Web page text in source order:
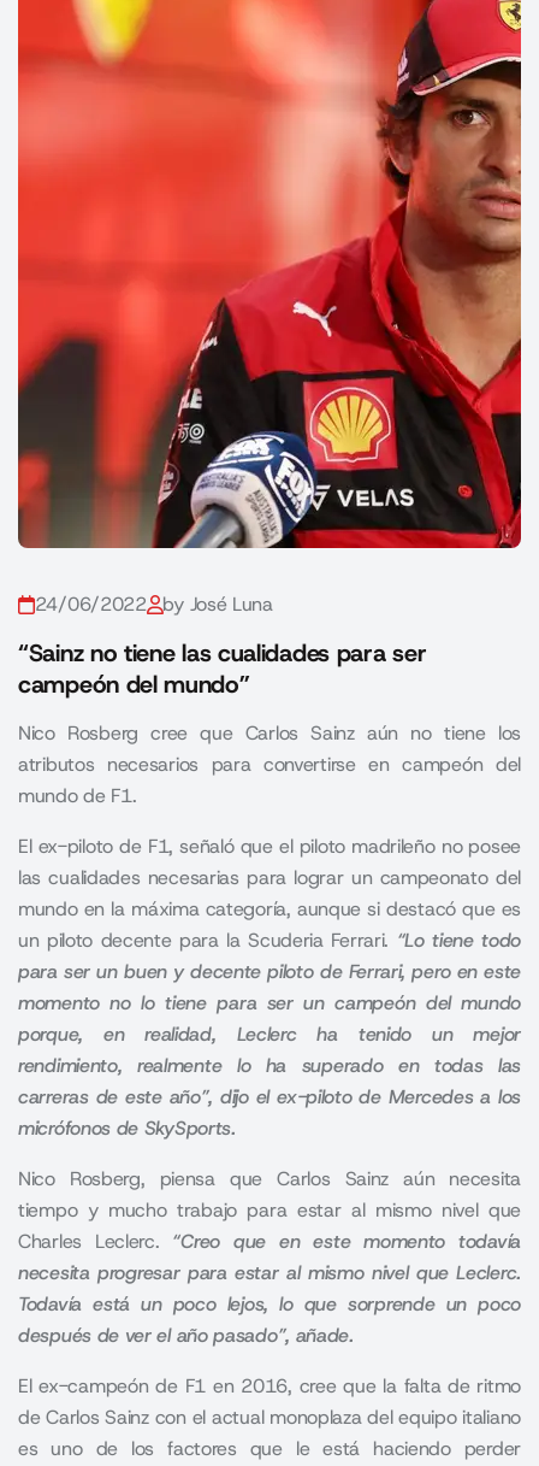
24/06/2022 by José Luna
“Sainz no tiene las cualidades para ser
campeón del mundo”
Nico Rosberg cree que Carlos Sainz aún no tiene los
atributos necesarios para convertirse en campeón del
mundo de F1.
El ex-piloto de F1, señaló que el piloto madrileño no posee
las cualidades necesarias para lograr un campeonato del
mundo en la máxima categoría, aunque si destacó que es
un piloto decente para la Scuderia Ferrari. “Lo tiene todo
para ser un buen y decente piloto de Ferrari, pero en este
momento no lo tiene para ser un campeón del mundo
porque, en realidad, Leclerc ha tenido un mejor
rendimiento, realmente lo ha superado en todas las
carreras de este año”, dijo el ex-piloto de Mercedes a los
micrófonos de SkySports.
Nico Rosberg, piensa que Carlos Sainz aún necesita
tiempo y mucho trabajo para estar al mismo nivel que
Charles Leclerc. “Creo que en este momento todavía
necesita progresar para estar al mismo nivel que Leclerc.
Todavía está un poco lejos, lo que sorprende un poco
después de ver el año pasado”, añade.
El ex-campeón de F1 en 2016, cree que la falta de ritmo
de Carlos Sainz con el actual monoplaza del equipo italiano
es uno de los factores que le está haciendo perder